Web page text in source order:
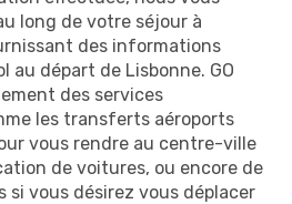
long de votre séjour à
des informations
au départ de Lisbonne. GO
des services
les transferts aéroports
vous rendre au centre-ville
de voitures, ou encore de
si vous désirez vous déplacer